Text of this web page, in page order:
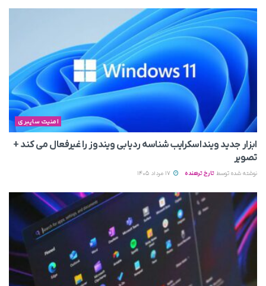
امنیت سایبری
ابزار جدید وینداسکرایب شناسه ردیابی ویندوز را غیرفعال می‌ کند +
تصویر
نوشته شده توسط تارخ ترهنده